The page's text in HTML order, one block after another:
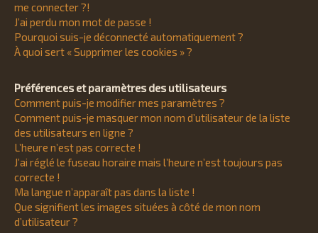
me connecter ?!
J’ai perdu mon mot de passe !
Pourquoi suis-je déconnecté automatiquement ?
À quoi sert « Supprimer les cookies » ?
Préférences et paramètres des utilisateurs
Comment puis-je modifier mes paramètres ?
Comment puis-je masquer mon nom d’utilisateur de la liste
des utilisateurs en ligne ?
L’heure n’est pas correcte !
J’ai réglé le fuseau horaire mais l’heure n’est toujours pas
correcte !
Ma langue n’apparaît pas dans la liste !
Que signifient les images situées à côté de mon nom
d’utilisateur ?